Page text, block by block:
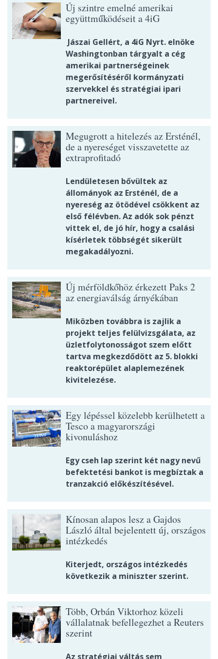
Új szintre emelné amerikai
együttműködéseit a 4iG
Jászai Gellért, a 4iG Nyrt. elnöke
Washingtonban tárgyalt a cég
amerikai partnerségeinek
megerősítéséről kormányzati
szervekkel és stratégiai ipari
partnereivel.
Megugrott a hitelezés az Ersténél,
de a nyereséget visszavetette az
extraprofitadó
Lendületesen bővültek az
állományok az Ersténél, de a
nyereség az ötödével csökkent az
első félévben. Az adók sok pénzt
vittek el, de jó hír, hogy a csalási
kísérletek többségét sikerült
megakadályozni.
Új mérföldkőhöz érkezett Paks 2
az energiaválság árnyékában
Miközben továbbra is zajlik a
projekt teljes felülvizsgálata, az
üzletfolytonosságot szem előtt
tartva megkezdődött az 5. blokki
reaktorépület alaplemezének
kivitelezése.
Egy lépéssel közelebb kerülhetett a
Tesco a magyarországi
kivonuláshoz
Egy cseh lap szerint két nagy nevű
befektetési bankot is megbíztak a
tranzakció előkészítésével.
Kínosan alapos lesz a Gajdos
László által bejelentett új, országos
intézkedés
Kiterjedt, országos intézkedés
következik a miniszter szerint.
Több, Orbán Viktorhoz közeli
vállalatnak befellegezhet a Reuters
szerint
Az stratégiai váltás sem